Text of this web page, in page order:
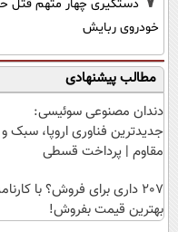
دستگیری چهار متهم قتل
خودروی ربایش
مطالب پیشنهادی
دندان مصنوعی سوئیسی:
جدیدترین فناوری اروپا، سبک و
مقاوم | پرداخت قسطی
207 داری برای فروش؟ با
بهترین قیمت بفروش!